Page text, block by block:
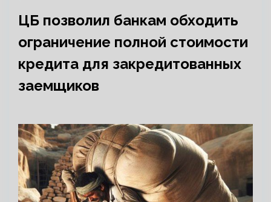
ЦБ позволил банкам обходить
ограничение полной стоимости
кредита для закредитованных
заемщиков